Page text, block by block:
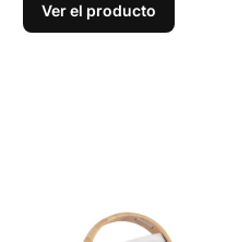
Ver el producto